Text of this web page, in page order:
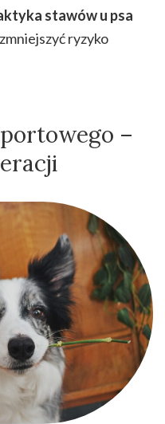
stawów u psa
ryzyko
–